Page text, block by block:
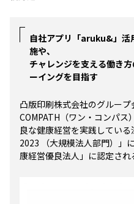
自社アプリ「aruku&」活
施や、
チャレンジを支える働き
ーイングを目指す
凸版印刷株式会社のグループ
COMPATH（ワン・コンパ
良な健康経営を実践してい
2023 （大規模法人部門）」
康経営優良法人」に認定され